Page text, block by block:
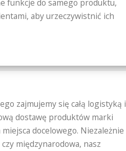
funkcje do samego produktu,
aby urzeczywistnić ich
zajmujemy się całą logistyką i
dostawę produktów marki
docelowego. Niezależnie
międzynarodowa, nasz